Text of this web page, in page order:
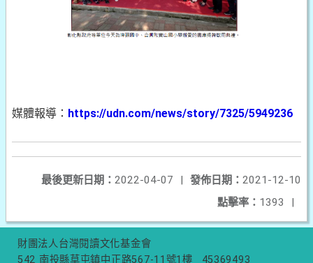
媒體報導： https://udn.com/news/story/7325/5949236
發佈日期： 2021-12-10
最後更新日期： 2022-04-07
|
點擊率： 1393 |
財團法人台灣閱讀文化基金會
542 南投縣草屯鎮中正路567-11號1樓
45369493